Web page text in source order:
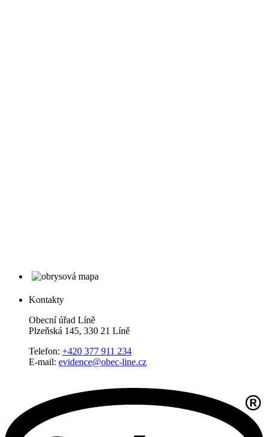
Kontakty
Obecní úřad Líně
Plzeňská 145, 330 21 Líně
Telefon: +420 377 911 234
E-mail: evidence@obec-line.cz